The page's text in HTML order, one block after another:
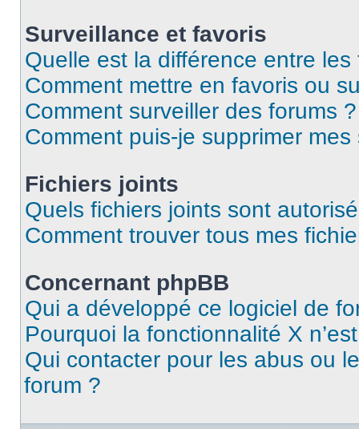
Surveillance et favoris
Quelle est la différence entre
Comment mettre en favoris ou
Comment surveiller des forums ?
Comment puis-je supprimer
Fichiers joints
Quels fichiers joints sont
Comment trouver tous mes
Concernant phpBB
Qui a développé ce logiciel de
Pourquoi la fonctionnalité X
Qui contacter pour les abus ou
forum ?